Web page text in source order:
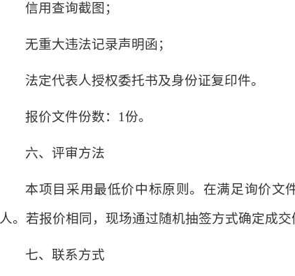
信用查询截图；
无重大违法记录声明函；
法定代表人授权委托书及身份证复印件。
报价文件份数：1份。
六、评审方法
本项目采用最低价中标原则。在满足询价文
人。若报价相同，现场通过随机抽签方式确定成交
七、联系方式